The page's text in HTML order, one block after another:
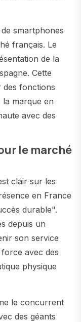
smartphones
français. Le
de la
Cette
des fonctions
la marque en
avec des
le marché
clair sur les
en France
durable".
depuis un
son service
avec des
physique
le concurrent
des géants